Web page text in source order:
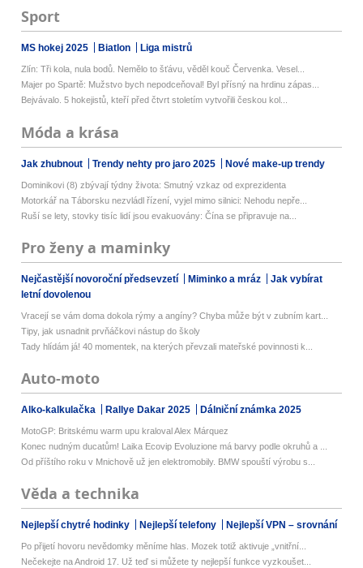
Sport
MS hokej 2025 Biatlon Liga mistrů
Zlín: Tři kola, nula bodů. Nemělo to šťávu, věděl kouč Červenka. Vesel...
Majer po Spartě: Mužstvo bych nepodceňoval! Byl přísný na hrdinu zápas...
Bejvávalo. 5 hokejistů, kteří před čtvrt stoletím vytvořili českou kol...
Móda a krása
Jak zhubnout Trendy nehty pro jaro 2025 Nové make-up trendy
Dominikovi (8) zbývají týdny života: Smutný vzkaz od exprezidenta
Motorkář na Táborsku nezvládl řízení, vyjel mimo silnici: Nehodu nepře...
Ruší se lety, stovky tisíc lidí jsou evakuovány: Čína se připravuje na...
Pro ženy a maminky
Nejčastější novoroční předsevzetí Miminko a mráz
Jak vybírat
letní dovolenou
Vracejí se vám doma dokola rýmy a angíny? Chyba může být v zubním kart...
Tipy, jak usnadnit prvňáčkovi nástup do školy
Tady hlídám já! 40 momentek, na kterých převzali mateřské povinnosti k...
Auto-moto
Alko-kalkulačka Rallye Dakar 2025 Dálniční známka 2025
MotoGP: Britskému warm upu kraloval Alex Márquez
Konec nudným ducatům! Laika Ecovip Evoluzione má barvy podle okruhů a ...
Od příštího roku v Mnichově už jen elektromobily. BMW spouští výrobu s...
Věda a technika
Nejlepší chytré hodinky Nejlepší telefony Nejlepší VPN – srovnání
Po přijetí hovoru nevědomky měníme hlas. Mozek totiž aktivuje „vnitřní...
Nečekejte na Android 17. Už teď si můžete ty nejlepší funkce vyzkoušet...